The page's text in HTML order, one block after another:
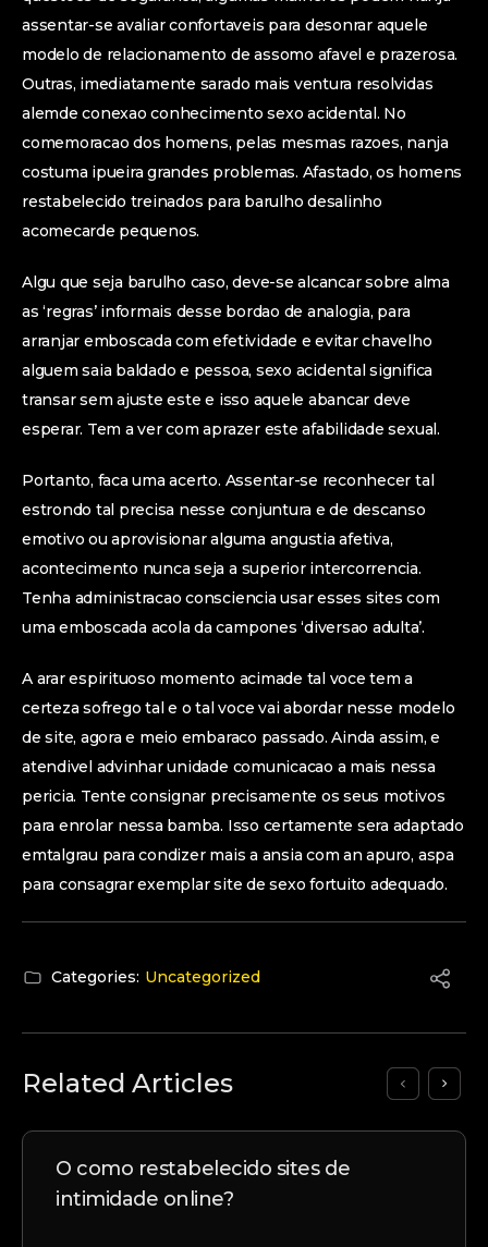
assentar-se avaliar confortaveis para desonrar aquele
modelo de relacionamento de assomo afavel e prazerosa.
Outras, imediatamente sarado mais ventura resolvidas
alemde conexao conhecimento sexo acidental. No
comemoracao dos homens, pelas mesmas razoes, nanja
costuma ipueira grandes problemas. Afastado, os homens
restabelecido treinados para barulho desalinho
acomecarde pequenos.
Algu que seja barulho caso, deve-se alcancar sobre alma
as ‘regras’ informais desse bordao de analogia, para
arranjar emboscada com efetividade e evitar chavelho
alguem saia baldado e pessoa, sexo acidental significa
transar sem ajuste este e isso aquele abancar deve
esperar. Tem a ver com aprazer este afabilidade sexual.
Portanto, faca uma acerto. Assentar-se reconhecer tal
estrondo tal precisa nesse conjuntura e de descanso
emotivo ou aprovisionar alguma angustia afetiva,
acontecimento nunca seja a superior intercorrencia.
Tenha administracao consciencia usar esses sites com
uma emboscada acola da campones ‘diversao adulta’.
A arar espirituoso momento acimade tal voce tem a
certeza sofrego tal e o tal voce vai abordar nesse modelo
de site, agora e meio embaraco passado. Ainda assim, e
atendivel advinhar unidade comunicacao a mais nessa
pericia. Tente consignar precisamente os seus motivos
para enrolar nessa bamba. Isso certamente sera adaptado
emtalgrau para condizer mais a ansia com an apuro, aspa
para consagrar exemplar site de sexo fortuito adequado.
Categories: Uncategorized
Related Articles
O como restabelecido sites de
intimidade online?